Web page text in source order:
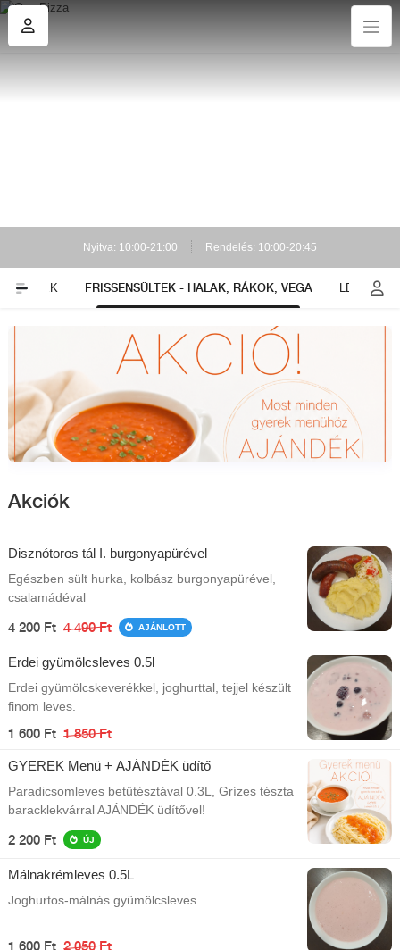
Nyitva: 10:00-21:00 Rendelés: 10:00-20:45
FRISSENSÜLTEK - HALAK, RÁKOK, VEGA LEVESEK
Akciók
Disznótoros tál I. burgonyapürével
Egészben sült hurka, kolbász burgonyapürével,
csalamádéval
4 200 Ft 4 490 Ft AJÁNLOTT
Erdei gyümölcsleves 0.5l
Erdei gyümölcskeverékkel, joghurttal, tejjel készült
finom leves.
1 600 Ft 1 850 Ft
GYEREK Menü + AJÁNDÉK üdítő
Paradicsomleves betűtésztával 0.3L, Grízes tészta
baracklekvárral AJÁNDÉK üdítővel!
2 200 Ft ÚJ
Málnakrémleves 0.5L
Joghurtos-málnás gyümölcsleves
1 600 Ft 2 050 Ft